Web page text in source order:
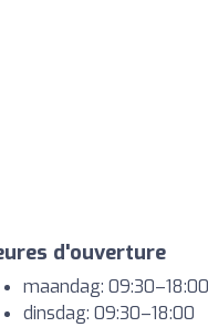
d'ouverture
maandag: 09:30–18:00
dinsdag: 09:30–18:00